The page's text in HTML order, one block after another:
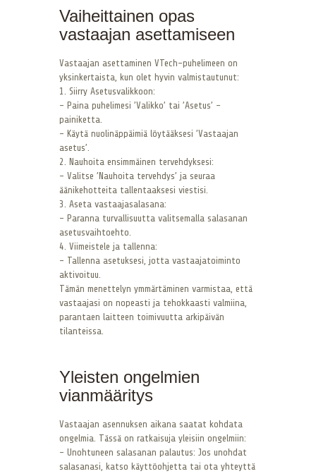
Vaiheittainen opas
vastaajan asettamiseen
Vastaajan asettaminen VTech-puhelimeen on
yksinkertaista, kun olet hyvin valmistautunut:
1. Siirry Asetusvalikkoon:
– Paina puhelimesi ’Valikko’ tai ’Asetus’ -
painiketta.
– Käytä nuolinäppäimiä löytääksesi ’Vastaajan
asetus’.
2. Nauhoita ensimmäinen tervehdyksesi:
– Valitse ’Nauhoita tervehdys’ ja seuraa
äänikehotteita tallentaaksesi viestisi.
3. Aseta vastaajasalasana:
– Paranna turvallisuutta valitsemalla salasanan
asetusvaihtoehto.
4. Viimeistele ja tallenna:
– Tallenna asetuksesi, jotta vastaajatoiminto
aktivoituu.
Tämän menettelyn ymmärtäminen varmistaa, että
vastaajasi on nopeasti ja tehokkaasti valmiina,
parantaen laitteen toimivuutta arkipäivän
tilanteissa.
Yleisten ongelmien
vianmääritys
Vastaajan asennuksen aikana saatat kohdata
ongelmia. Tässä on ratkaisuja yleisiin ongelmiin:
– Unohtuneen salasanan palautus: Jos unohdat
salasanasi, katso käyttöohjetta tai ota yhteyttä